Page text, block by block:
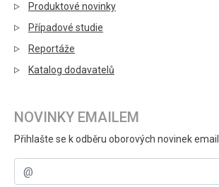
Produktové novinky
Případové studie
Reportáže
Katalog dodavatelů
NOVINKY EMAILEM
Přihlašte se k odběru oborových novinek